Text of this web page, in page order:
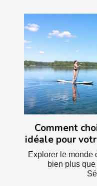
Comment
idéale pour
Explorer le monde
bien plus